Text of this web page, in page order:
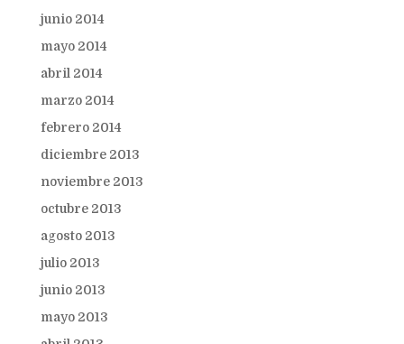
junio 2014
mayo 2014
abril 2014
marzo 2014
febrero 2014
diciembre 2013
noviembre 2013
octubre 2013
agosto 2013
julio 2013
junio 2013
mayo 2013